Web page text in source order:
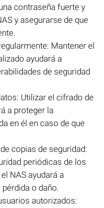
contraseña fuerte y
y asegurarse de que
Mantener el
ayudará a
de seguridad
Utilizar el cifrado de
a proteger la
en él en caso de que
copias de seguridad:
periódicas de los
NAS ayudará a
o daño.
autorizados: